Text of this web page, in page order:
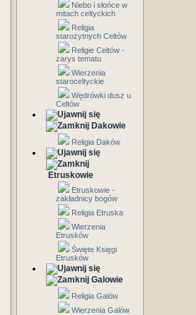
Niebo i słońce w
mitach celtyckich
Religia
starożytnych Celtów
Religie Celtów -
zarys tematu
Wierzenia
staroceltyckie
Wędrówki dusz u
Celtów
Dakowie
Religia Daków
Etruskowie
Etruskowie -
zakładnicy bogów
Religia Etruska
Wierzenia
Etrusków
Święte Księgi
Etrusków
Galowie
Religia Galów
Wierzenia Galów